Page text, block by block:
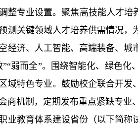
专业设置。聚焦高技能人才培
测关键领域人才培养供需情况
经济、人工智能、高端装备、
”“弱而全”。围绕智能化、绿色
域特色专业。鼓励校企联合开
商机制，定期发布重点紧缺专业
教育体系建设省份（以下简称